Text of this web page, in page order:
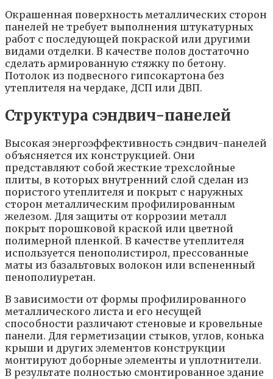
Окрашенная поверхность металлических сторон
панелей не требует выполнения штукатурных
работ с последующей покраской или другими
видами отделки. В качестве полов достаточно
сделать армированную стяжку по бетону.
Потолок из подвесного гипсокартона без
утеплителя на чердаке, ДСП или ДВП.
Структура сэндвич-панелей
Высокая энергоэффективность сэндвич-панелей
объясняется их конструкцией. Они
представляют собой жесткие трехслойные
плиты, в которых внутренний слой сделан из
пористого утеплителя и покрыт с наружных
сторон металлическим профилированным
железом. Для защиты от коррозии металл
покрыт порошковой краской или цветной
полимерной пленкой. В качестве утеплителя
используется пенополистирол, прессованные
маты из базальтовых волокон или вспененный
пенополиуретан.
В зависимости от формы профилированного
металлического листа и его несущей
способности различают стеновые и кровельные
панели. Для герметизации стыков, углов, конька
крыши и других элементов конструкции
монтируют доборные элементы и уплотнители.
В результате полностью смонтированное здание